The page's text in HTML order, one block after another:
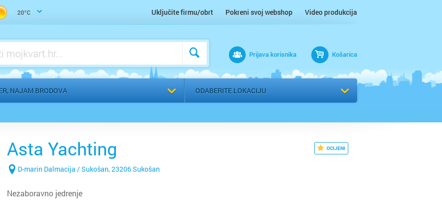
20°C Uključite firmu/obrt Pokreni svoj webshop Video produkcija
Prijava korisnika Košarica
NAJAM BRODOVA ODABERITE LOKACIJU
Bakar
Benkovac
Biograd n/m
Bjelovar
OCIJENI
Asta Yachting
D-marin Dalmacija / Sukošan, 23206 Sukošan
Nezaboravno jedrenje